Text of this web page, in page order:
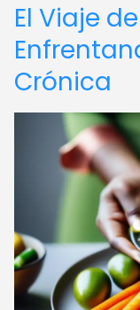
El Viaje
Crónica